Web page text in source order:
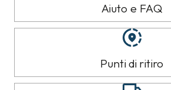
Aiuto e FAQ
Punti di ritiro